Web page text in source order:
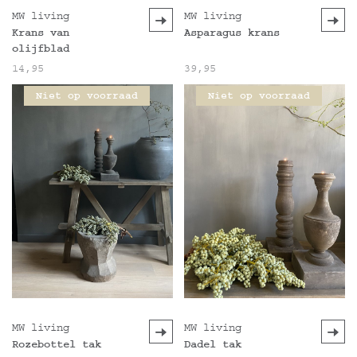
MW living
Krans van
olijfblad
14,95
MW living
Asparagus krans
39,95
Niet op voorraad
MW living
Rozebottel tak
Niet op voorraad
MW living
Dadel tak